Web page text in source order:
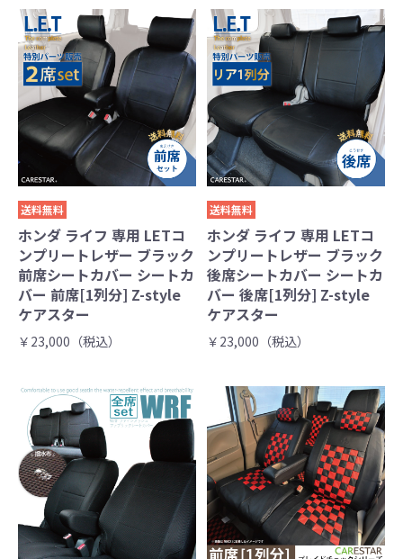
送料無料
ホンダ ライフ 専用 LETコ
ンプリートレザー ブラック
前席シートカバー シートカ
バー 前席[1列分] Z-style
ケアスター
￥23,000（税込）
送料無料
ホンダ ライフ 専用 LETコ
ンプリートレザー ブラック
後席シートカバー シートカ
バー 後席[1列分] Z-style
ケアスター
￥23,000（税込）